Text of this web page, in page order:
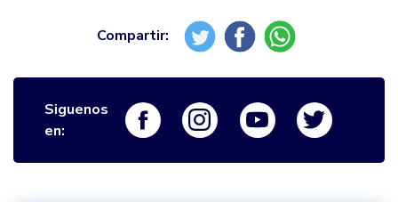
Siguenos
en:
Logo FacebookLogo InstagramLogo Youtube